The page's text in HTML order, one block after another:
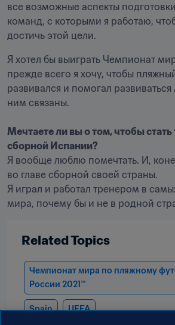
все возможные аспекты
команд, с которыми я работаю,
достичь этой цели.
Я хотел бы выиграть Чемпионат
прежде всего я хочу, чтобы
развивался и помогал
ним связаны.
Мечтаете ли вы о том, чтобы
сборной Испании?
Я вообще люблю помечтать. И,
во главе сборной своей страны.
Я играл и работал тренером в
мира, почему бы и не в родной
Related Topics
Чемпионат мира по пляжному
России 2021™
Spain UEFA